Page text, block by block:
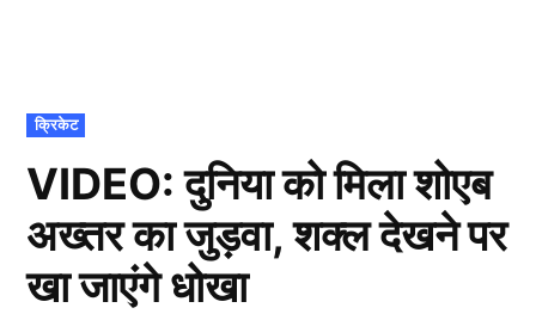
POSTED
IN
क्रिकेट
VIDEO: दुनिया को मिला शोएब
अख्तर का जुड़वा, शक्ल देखने पर
खा जाएंगे धोखा